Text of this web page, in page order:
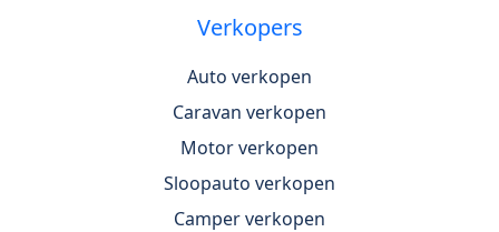
Verkopers
Auto verkopen
Caravan verkopen
Motor verkopen
Sloopauto verkopen
Camper verkopen